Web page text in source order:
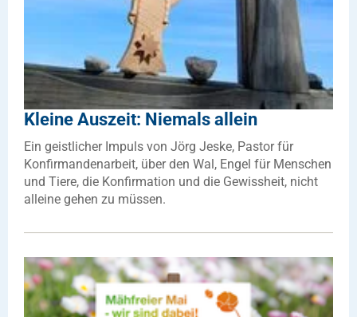
Kleine Auszeit: Niemals allein
Ein geistlicher Impuls von Jörg Jeske, Pastor für
Konfirmandenarbeit, über den Wal, Engel für Menschen
und Tiere, die Konfirmation und die Gewissheit, nicht
alleine gehen zu müssen.